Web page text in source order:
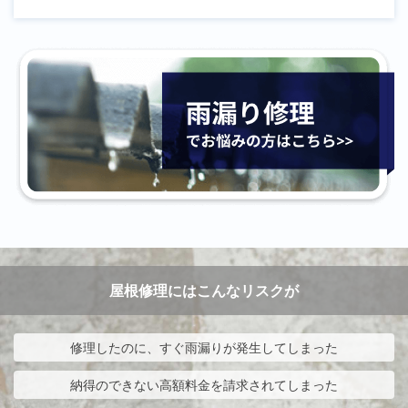
屋根修理にはこんなリスクが
修理したのに、すぐ雨漏りが発生してしまった
納得のできない高額料金を請求されてしまった